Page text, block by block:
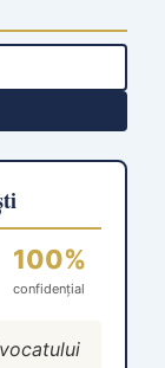
100%
confidențial